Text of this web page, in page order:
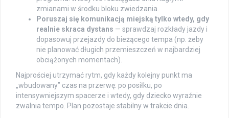
zmianami w środku bloku zwiedzania.
Poruszaj się komunikacją miejską tylko wtedy, gdy
realnie skraca dystans — sprawdzaj rozkłady jazdy i
dopasowuj przejazdy do bieżącego tempa (np. żeby
nie planować długich przemieszczeń w najbardziej
obciążonych momentach).
Najprościej utrzymać rytm, gdy każdy kolejny punkt ma
„wbudowany” czas na przerwę: po posiłku, po
intensywniejszym spacerze i wtedy, gdy dziecko wyraźnie
zwalnia tempo. Plan pozostaje stabilny w trakcie dnia.